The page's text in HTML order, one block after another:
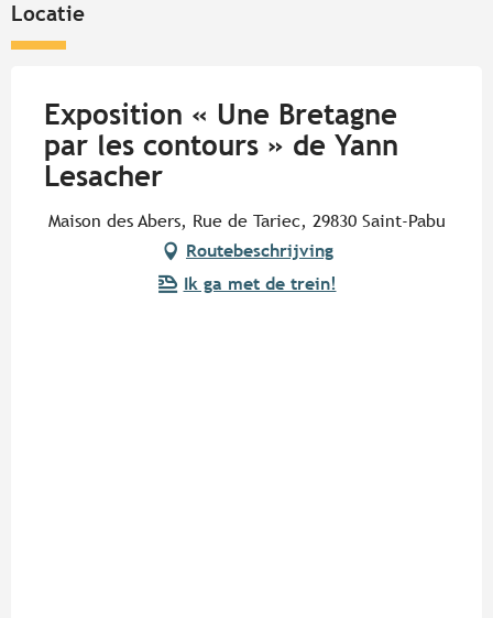
Locatie
Exposition « Une Bretagne
par les contours » de Yann
Lesacher
Maison des Abers, Rue de Tariec, 29830 Saint-Pabu
Routebeschrijving
Ik ga met de trein!